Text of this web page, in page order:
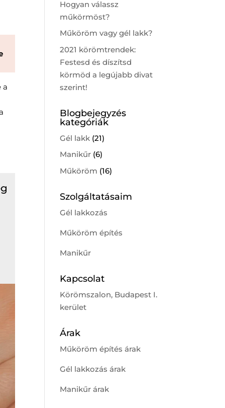
a
Hogyan válassz
műkörmöst?
Műköröm vagy gél lakk?
2021 körömtrendek:
Festesd és díszítsd
körmöd a legújabb divat
szerint!
Blogbejegyzés
kategóriák
Gél lakk (21)
Manikűr (6)
Műköröm (16)
Szolgáltatásaim
Gél lakkozás
Műköröm építés
Manikűr
Kapcsolat
Körömszalon, Budapest I.
kerület
Árak
Műköröm építés árak
Gél lakkozás árak
Manikűr árak